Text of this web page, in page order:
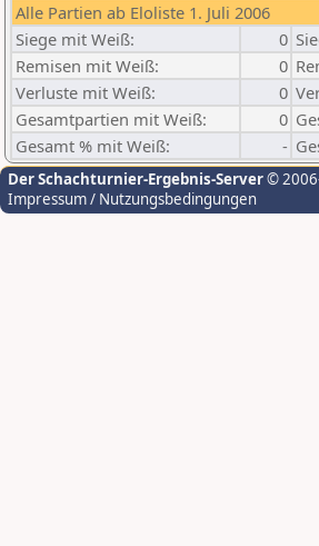
Alle Partien ab Eloliste 1. Juli 2006
Siege mit Weiß:
0
Remisen mit Weiß:
0
Verluste mit Weiß:
0
Gesamtpartien mit Weiß:
0
Gesamt % mit Weiß:
-
Der Schachturnier-Ergebnis-Server©
Impressum / Nutzungsbedingungen